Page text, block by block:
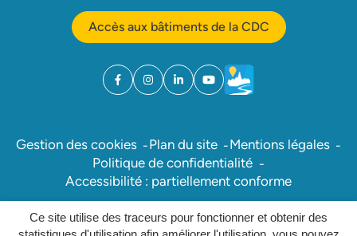
Ce site utilise des traceurs pour fonctionner et obtenir des
Accès aux bâtiments de la CDC
Facebook
(ouverture dans un nouvel onglet)
Instagram
(ouverture dans un nouvel onglet)
Linkedin
(ouverture dans un nouvel onglet)
YouTube
(ouverture dans un nouvel
Météo
(ouverture dans un
Gestion des cookies Plan du site
Mentions légales
Politique de confidentialité
Accessibilité : partiellement conforme
Site réalisé parInovagora (ouverture dans un